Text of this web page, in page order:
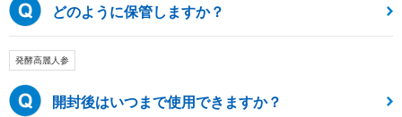
どのように保管しますか？
発酵高麗人参
開封後はいつまで使用できますか？